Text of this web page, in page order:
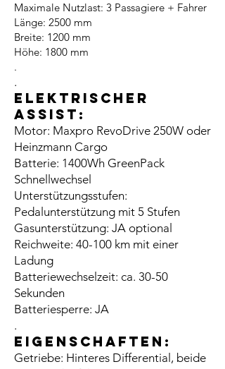
Maximale Nutzlast: 3 Passagiere + Fahrer
Länge: 2500 mm
Breite: 1200 mm
Höhe: 1800 mm
.
.
Elektrischer
ASSIST:
Motor: Maxpro RevoDrive 250W oder
Heinzmann Cargo
Batterie: 1400Wh GreenPack
Schnellwechsel
Unterstützungsstufen:
Pedalunterstützung mit 5 Stufen
Gasunterstützung: JA optional
Reichweite: 40-100 km mit einer
Ladung
Batteriewechselzeit: ca. 30-50
Sekunden
Batteriesperre: JA
.
EIGENSCHAFTEN:
Getriebe: Hinteres Differential, beide